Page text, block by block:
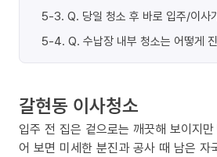
5-3. Q. 당일 청소 후 바로 입주/이사
5-4. Q. 수납장 내부 청소는 어떻게
갈현동 이사청소
입주 전 집은 겉으로는 깨끗해 보이지
어 보면 미세한 분진과 공사 때 남은 자